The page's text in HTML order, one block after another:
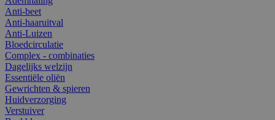
Anti-beet
Anti-haaruitval
Anti-Luizen
Bloedcirculatie
Complex - combinaties
Dagelijks welzijn
Essentiële oliën
Gewrichten & spieren
Huidverzorging
Verstuiver